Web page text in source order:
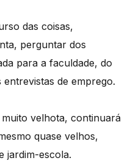
das coisas,
perguntar dos
para a faculdade, do
de emprego.
velhota, continuará
quase velhos,
jardim-escola.